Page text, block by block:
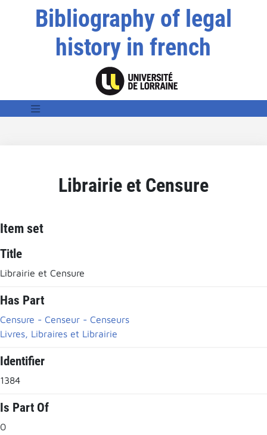
Bibliography of legal
history in french
Librairie et Censure
Item set
Title
Librairie et Censure
Has Part
Censure - Censeur - Censeurs
Livres, Libraires et Librairie
Identifier
1384
Is Part Of
0